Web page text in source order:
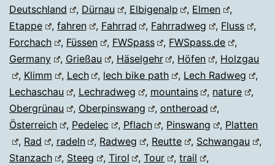
Deutschland
, Dürnau , Elbigenalp , Elmen
,
Etappe
, fahren , Fahrrad , Fahrradweg , Fluss
,
Forchach
, Füssen , FWSpass , FWSpass.de
,
Germany
, Grießau , Häselgehr , Höfen , Holzgau
, Klimm , Lech , lech bike path , Lech Radweg
,
Lechaschau
, Lechradweg , mountains , nature
,
Obergrünau
, Oberpinswang , ontheroad
,
Österreich
, Pedelec , Pflach , Pinswang , Platten
, Rad , radeln , Radweg , Reutte , Schwangau
,
Stanzach
, Steeg , Tirol ,Tour ,trail
,